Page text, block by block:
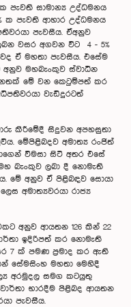
පැවති සාමාන්‍ය උද්ධමනය
ක පැවති ආහාර උද්ධමනය
පැවසීය. ඒඅනුව
වසර අගවන විට 4 - 5%
ඒ මහතා පැවසීය. එසේම
මහබැංකුව ස්වාධීන
මේ වන කෙටුම්පත් කර
වැඩිදුරටත්
කිරීමේදී සිදුවන අපහසුතා
මේපිළිබදව අමාත්‍ය රංජිත්
විමසා සිටි අතර එසේ
බැංකුව ලබා දී නොමැති
මේ අනුව ඒ පිළිබඳව සොයා
අමාත්‍යවරයා රාජ්‍ය
අනුව ආයතන 126 කින් 22
ඉදිරිපත් කර නොමැති
7 ක් පමණ ප්‍රමාද කර ඇති
සේමසිංහ මහතා මෙහිදී
අරමුදල සමග කටයුතු
භාරදීම පිළිබද ආයතන
පැවසිීය.